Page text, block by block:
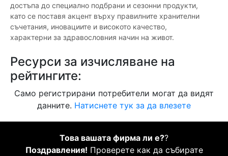
достъпа до специално подбрани и сезонни продукти,
като се поставя акцент върху правилните хранителни
съчетания, иновациите и високото качество,
характерни за здравословния начин на живот.
Ресурси за изчисляване на
рейтингите:
Само регистрирани потребители могат да видят
данните. Натиснете тук за да влезете
Това вашата фирма ли е??
Поздравления! Проверете как да събирате